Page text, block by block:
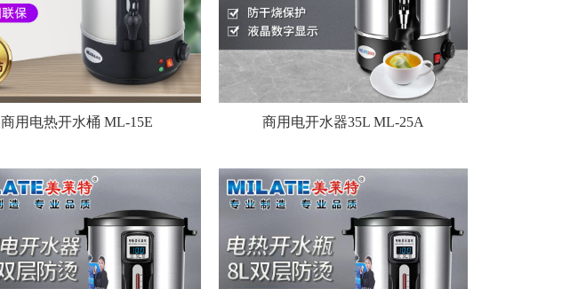
商用电热开水桶 ML-15E 商用电开水器35L ML-25A